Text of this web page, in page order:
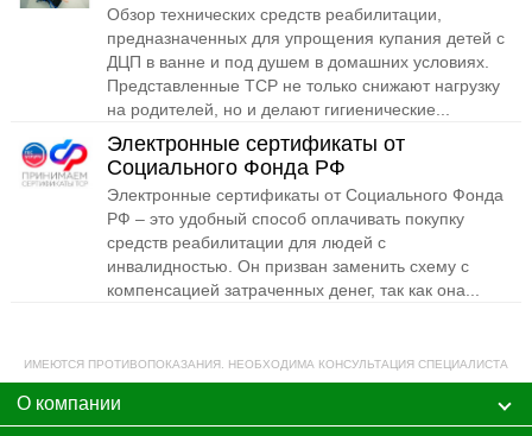
Обзор технических средств реабилитации,
предназначенных для упрощения купания детей с
ДЦП в ванне и под душем в домашних условиях.
Представленные ТСР не только снижают нагрузку
на родителей, но и делают гигиенические...
Электронные сертификаты от
Социального Фонда РФ
Электронные сертификаты от Социального Фонда
РФ – это удобный способ оплачивать покупку
средств реабилитации для людей с
инвалидностью. Он призван заменить схему с
компенсацией затраченных денег, так как она...
ИМЕЮТСЯ ПРОТИВОПОКАЗАНИЯ. НЕОБХОДИМА КОНСУЛЬТАЦИЯ СПЕЦИАЛИСТА
О компании